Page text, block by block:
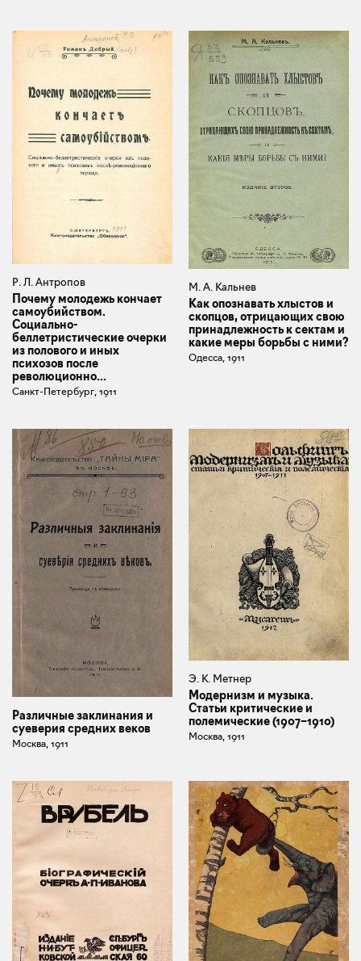
Р. Л. Антропов
Почему молодежь кончает
самоубийством.
Социально-
беллетристические очерки
из полового и иных
психозов после
революционно...
Санкт-Петербург, 1911
М. А. Кальнев
Как опознавать хлыстов и
скопцов, отрицающих свою
принадлежность к сектам и
какие меры борьбы с ними?
Одесса, 1911
Различные заклинания и
суеверия средних веков
Москва, 1911
Э. К. Метнер
Модернизм и музыка.
Статьи критические и
полемические (1907–1910)
Москва, 1911